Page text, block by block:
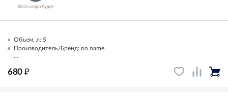
Объем, л: 5
Производитель/Бренд: no name
...
680 ₽